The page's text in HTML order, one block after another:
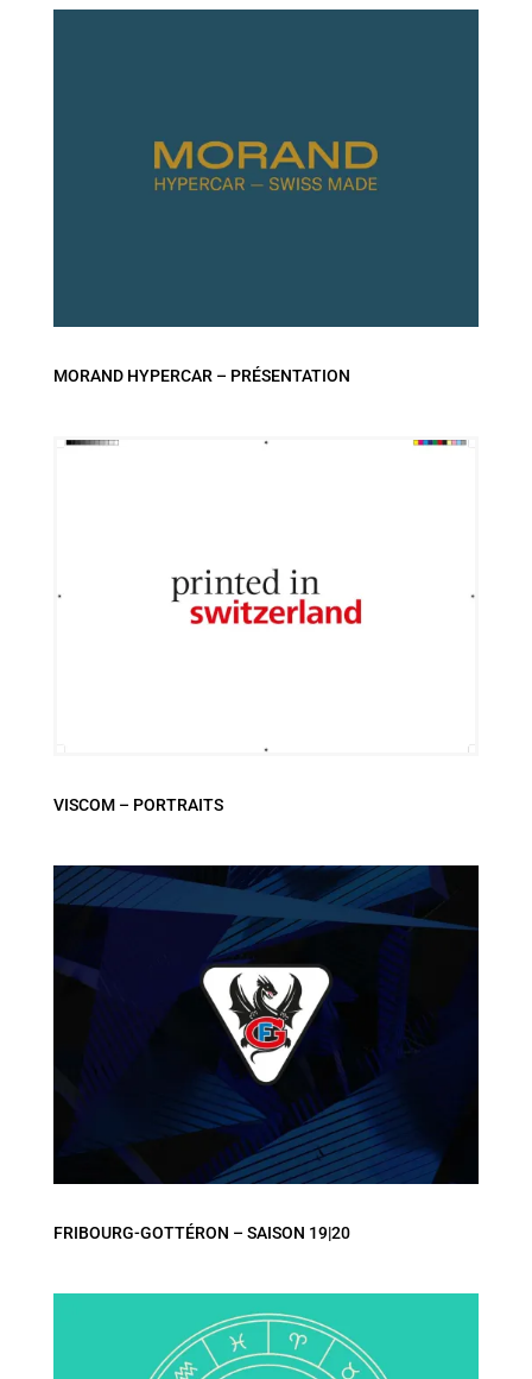
MORAND HYPERCAR – PRÉSENTATION
VISCOM – PORTRAITS
FRIBOURG-GOTTÉRON – SAISON 19|20